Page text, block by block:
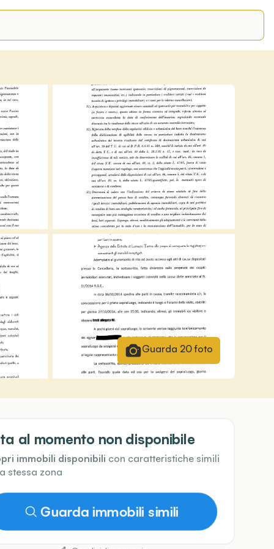
Guarda 20foto
al momento non disponibile
immobili disponibili con caratteristiche simili
stessa zona
Guarda immobili simili